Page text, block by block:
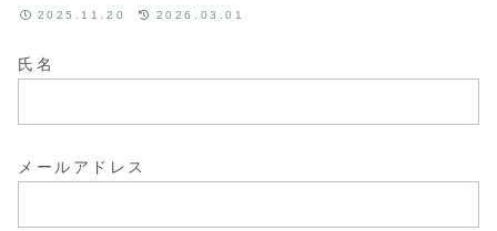
2025.11.20 2026.03.01
氏名
メールアドレス